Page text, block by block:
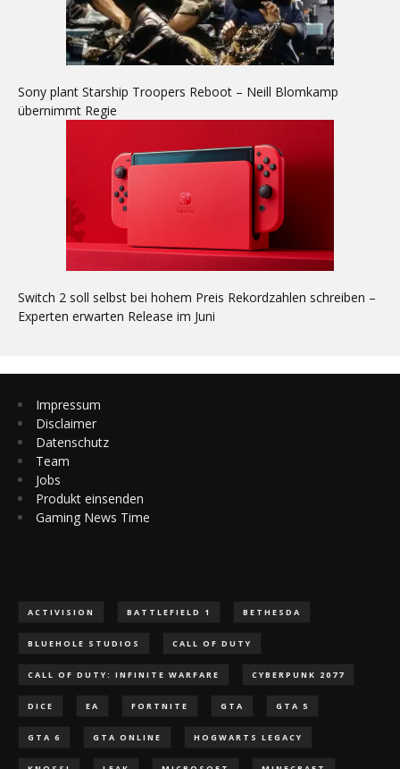
Sony plant Starship Troopers Reboot – Neill Blomkamp
übernimmt Regie
Switch 2 soll selbst bei hohem Preis Rekordzahlen schreiben –
Experten erwarten Release im Juni
Impressum
Disclaimer
Datenschutz
Team
Jobs
Produkt einsenden
Gaming News Time
ACTIVISION BATTLEFIELD 1 BETHESDA
BLUEHOLE STUDIOS CALL OF DUTY
CALL OF DUTY: INFINITE WARFARE CYBERPUNK 2077
DICE EA FORTNITE GTA GTA 5
GTA 6 GTA ONLINE HOGWARTS LEGACY